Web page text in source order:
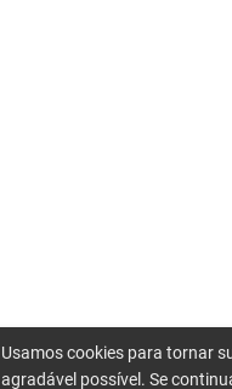
Usamos cookies para tornar
agradável possível. Se